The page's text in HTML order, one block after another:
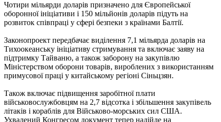
Чотири мільярди доларів призначено для Європейської
оборонної ініціативи і 150 мільйонів доларів підуть на
розвиток співпраці у сфері безпеки з країнами Балтії.
Законопроект передбачає виділення 7,1 мільярда доларів на
Тихоокеанську ініціативу стримування та включає заяву на
підтримку Тайваню, а також заборону на закупівлю
Міністерством оборони товарів, вироблених з використанням
примусової праці у китайському регіоні Сіньцзян.
Також включає підвищення заробітної плати
військовослужбовцям на 2,7 відсотка і збільшення закупівель
літаків і кораблів для Військово-морських сил США.
Ухвалений Конгресом документ тепер надійде на